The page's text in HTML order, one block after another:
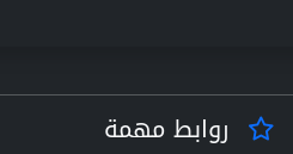
روابط مهمة